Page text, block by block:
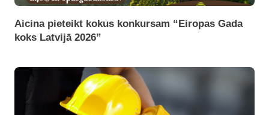
Aicina pieteikt kokus konkursam “Eiropas Gada
koks Latvijā 2026”